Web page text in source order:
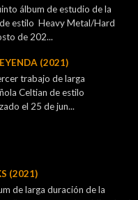
álbum de estudio de la
estilo Heavy Metal/Hard
de 202...
(2021)
trabajo de larga
Celtian de estilo
el 25 de jun...
(2021)
de larga duración de la